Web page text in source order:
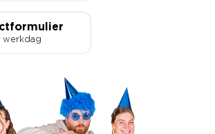
werkdag